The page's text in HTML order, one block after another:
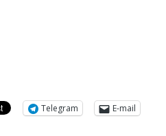
Telegram
E-mail